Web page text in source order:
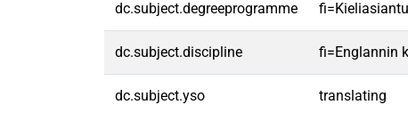
dc.subject.degreeprogramme
dc.subject.discipline fi=Englannin
dc.subject.yso translating